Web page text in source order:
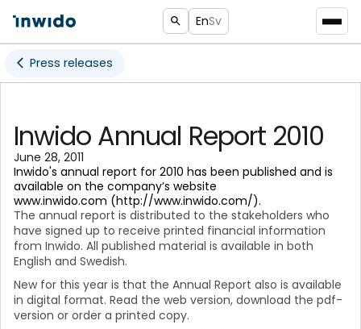
EnSv
Press releases
Inwido Annual Report 2010
June 28, 2011
Inwido's annual report for 2010 has been published and is
available on the company’s website
www.inwido.com (http://www.inwido.com/).
The annual report is distributed to the stakeholders who
have signed up to receive printed financial information
from Inwido. All published material is available in both
English and Swedish.
New for this year is that the Annual Report also is available
in digital format. Read the web version, download the pdf-
version or order a printed copy.